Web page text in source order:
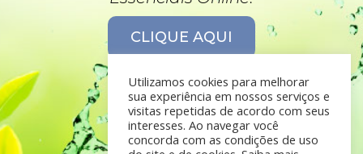
CLIQUE AQUI
Utilizamos cookies para melhorar
sua experiência em nossos serviços e
visitas repetidas de acordo com seus
interesses. Ao navegar você
concorda com as condições de uso